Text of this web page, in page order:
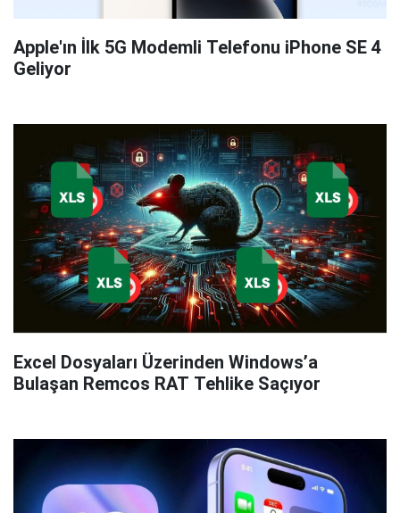
Apple'ın İlk 5G Modemli Telefonu iPhone SE 4
Geliyor
Excel Dosyaları Üzerinden Windows’a
Bulaşan Remcos RAT Tehlike Saçıyor